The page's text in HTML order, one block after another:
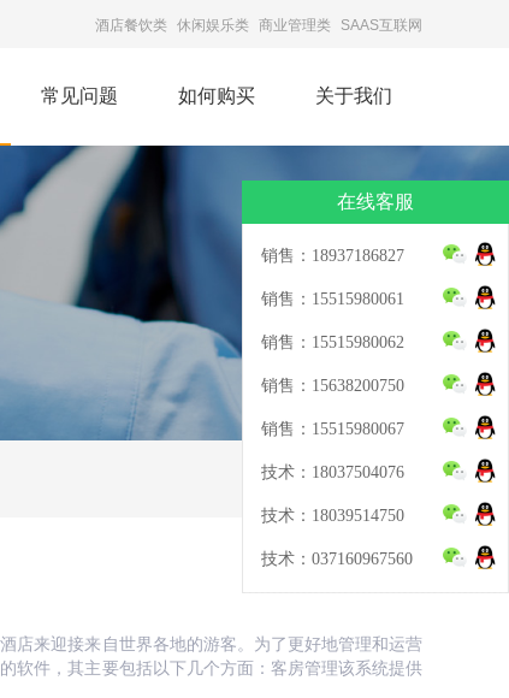
酒店餐饮类 休闲娱乐类 商业管理类 SAAS互联网
常见问题 如何购买 关于我们
店来迎接来自世界各地的游客。为了更好地管理和运营
软件，其主要包括以下几个方面：客房管理该系统提供
在线客服
销售：18937186827
销售：15515980061
销售：15515980062
销售：15638200750
销售：15515980067
技术：18037504076
技术：18039514750
技术：037160967560